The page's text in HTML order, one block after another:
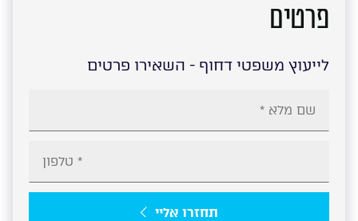
פרטים
לייעוץ משפטי דחוף - השאירו פרטים
תחזרו אליי